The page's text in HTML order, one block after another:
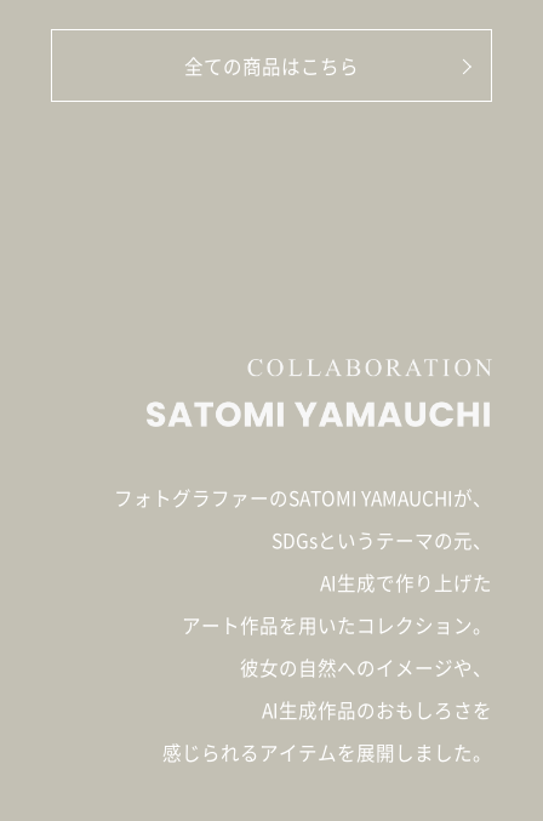
全ての商品はこちら
フォトグラファーのSATOMI YAMAUCHIが、
SDGsというテーマの元、
AI生成で作り上げた
アート作品を用いたコレクション。
彼女の自然へのイメージや、
AI生成作品のおもしろさを
感じられるアイテムを展開しました。